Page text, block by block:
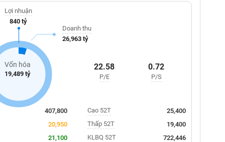
Vốn hóa
19,489 tỷ
Lợi nhuận
840 tỷ
Doanh thu
26,963 tỷ
22.58
P/E
0.72
P/S
407,800
20,950
21,100
Cao 52T
25,400
Thấp 52T
19,400
KLBQ 52T
722,446